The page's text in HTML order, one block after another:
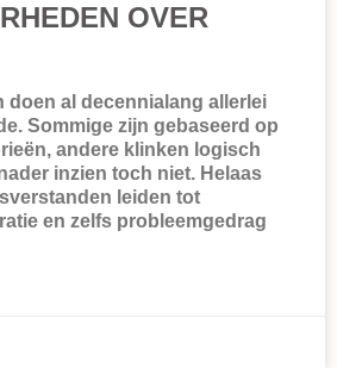
OVER
doen al decennialang allerlei
Sommige zijn gebaseerd op
andere klinken logisch
inzien toch niet. Helaas
leiden tot
en zelfs probleemgedrag